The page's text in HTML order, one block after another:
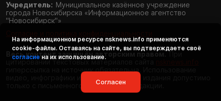
Учредитель: Муниципальное казённое учреждение
города Новосибирска «Информационное агентство
"Новосибирск"»
Весь контент защищён авторским правом. При
цитировании текстовых материалов сайта
гиперссылка на источник обязательна. Использование
видео, инфографики и фотоматериалов издания допустимо
только с письменного разрешения редакции.
На информационном ресурсе nsknews.info применяются
cookie-файлы. Оставаясь на сайте, вы подтверждаете своё
согласие на их использование.
Согласен